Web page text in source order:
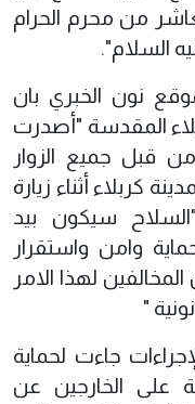
من محرم الحرام
السلام".
نون الخبري بان
المقدسة "أصدرت
قبل جميع الزوار
كربلاء أثناء زيارة
سيكون بيد
وامن واستقرار
لهذا الامر
"
جاءت لحماية
على الخارجين عن